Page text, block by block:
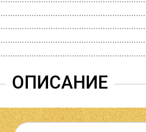
ОПИСАНИЕ